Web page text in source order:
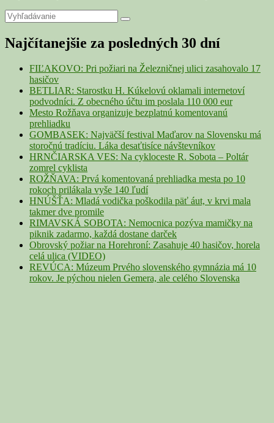
Primary
Sidebar
Widget
Area
Search
for:
Search
Najčítanejšie za posledných 30 dní
FIĽAKOVO: Pri požiari na Železničnej ulici zasahovalo 17
hasičov
BETLIAR: Starostku H. Kúkelovú oklamali internetoví
podvodníci. Z obecného účtu im poslala 110 000 eur
Mesto Rožňava organizuje bezplatnú komentovanú
prehliadku
GOMBASEK: Najväčší festival Maďarov na Slovensku má
storočnú tradíciu. Láka desaťtisíce návštevníkov
HRNČIARSKA VES: Na cykloceste R. Sobota – Poltár
zomrel cyklista
ROŽŇAVA: Prvá komentovaná prehliadka mesta po 10
rokoch prilákala vyše 140 ľudí
HNÚŠŤA: Mladá vodička poškodila päť áut, v krvi mala
takmer dve promile
RIMAVSKÁ SOBOTA: Nemocnica pozýva mamičky na
piknik zadarmo, každá dostane darček
Obrovský požiar na Horehroní: Zasahuje 40 hasičov, horela
celá ulica (VIDEO)
REVÚCA: Múzeum Prvého slovenského gymnázia má 10
rokov. Je pýchou nielen Gemera, ale celého Slovenska